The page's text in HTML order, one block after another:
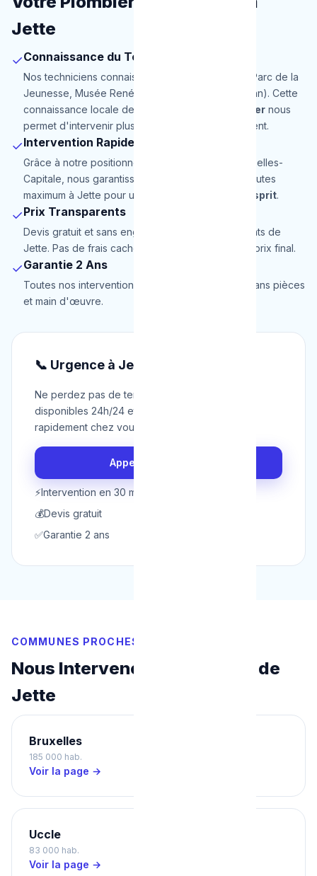
Jette
✓Connaissance du Terrain
Nos techniciens connaissent parfaitement Jette (Parc de la
Jeunesse, Musée René Magritte, Hôpital Brugmann). Cette
connaissance locale de notre
service de plombier nous
permet d'intervenir plus rapidement et efficacement.
✓Intervention Rapide
Grâce à notre positionnement stratégique en Bruxelles-
Capitale, nous garantissons une arrivée en 30 minutes
maximum à Jette pour une totale
tranquillité d'esprit.
✓Prix Transparents
Devis gratuit et sans engagement pour les habitants de
Jette. Pas de frais cachés, le prix annoncé est le prix final.
✓Garantie 2 Ans
Toutes nos interventions à Jette sont garanties 2 ans pièces
et main d'œuvre.
📞 Urgence à Jette ?
Ne perdez pas de temps. Nos techniciens sont
disponibles 24h/24 et 7j/7 pour intervenir
rapidement chez vous à Jette.
Appeler maintenant
⚡Intervention en 30 min
💰Devis gratuit
✅Garantie 2 ans
COMMUNES PROCHES
Nous Intervenons Aussi Près de
Jette
Bruxelles
185 000 hab.
Voir la page →
Uccle
83 000 hab.
Voir la page →